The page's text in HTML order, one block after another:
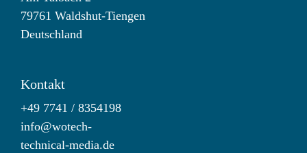
79761 Waldshut-Tiengen
Deutschland
Kontakt
+49 7741 / 8354198
info@wotech-
technical-media.de